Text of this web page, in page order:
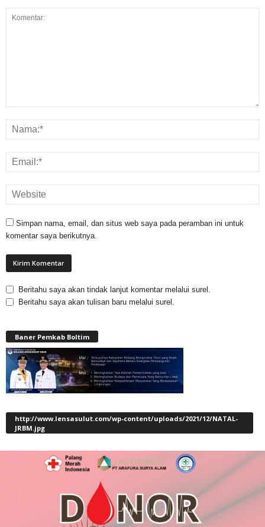
Simpan nama, email, dan situs web saya pada peramban ini untuk
komentar saya berikutnya.
Beritahu saya akan tindak lanjut komentar melalui surel.
Beritahu saya akan tulisan baru melalui surel.
Baner Pemkab Boltim
http://www.lensasulut.com/wp-content/uploads/2021/12/NATAL-
JRBM.jpg